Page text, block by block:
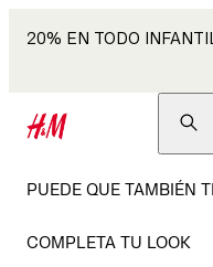
20% EN TODO
PUEDE QUE TAMBIÉN
COMPLETA TU LOOK